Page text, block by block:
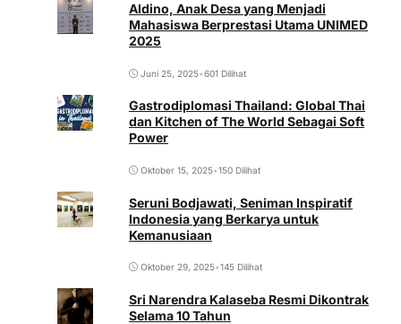
Aldino, Anak Desa yang Menjadi
Mahasiswa Berprestasi Utama UNIMED
2025
Juni 25, 2025•601 Dilihat
Gastrodiplomasi Thailand: Global Thai
dan Kitchen of The World Sebagai Soft
Power
Oktober 15, 2025•150 Dilihat
Seruni Bodjawati, Seniman Inspiratif
Indonesia yang Berkarya untuk
Kemanusiaan
Oktober 29, 2025•145 Dilihat
Sri Narendra Kalaseba Resmi Dikontrak
Selama 10 Tahun